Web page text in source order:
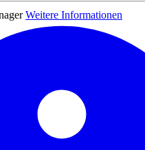
Weitere Informationen